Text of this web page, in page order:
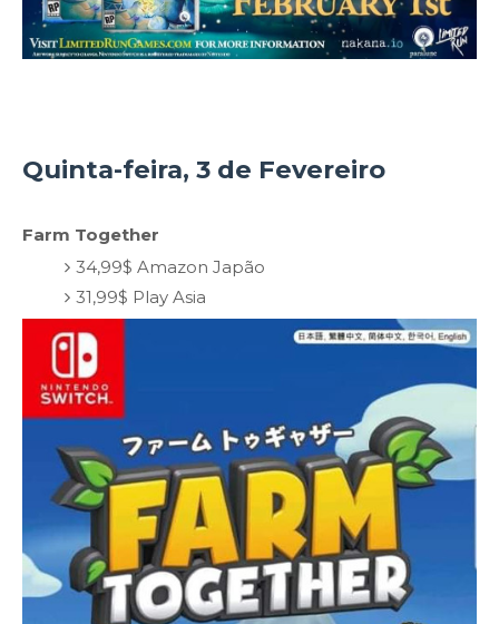
Quinta-feira, 3 de Fevereiro
Farm Together
34,99$ Amazon Japão
31,99$ Play Asia